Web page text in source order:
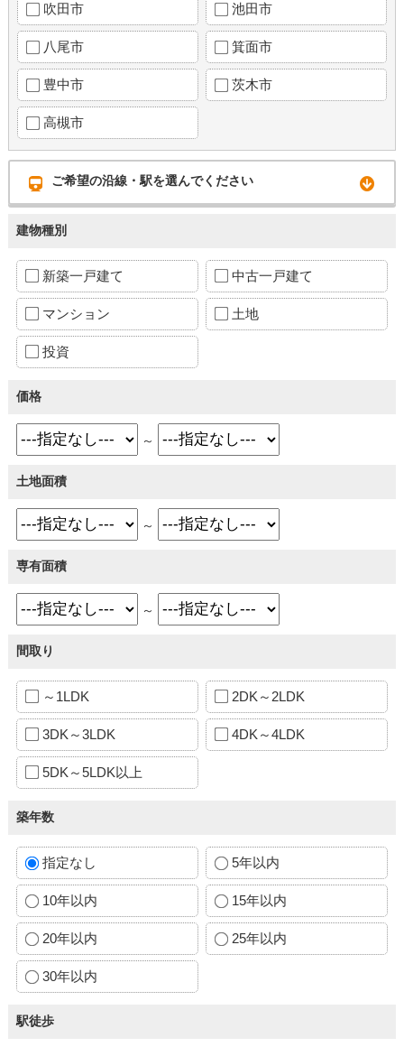
吹田市 池田市
八尾市 箕面市
豊中市 茨木市
高槻市
ご希望の沿線・駅を選んでください
建物種別
新築一戸建て 中古一戸建て
マンション 土地
投資
価格
～
土地面積
～
専有面積
～
間取り
～1LDK 2DK～2LDK
3DK～3LDK 4DK～4LDK
5DK～5LDK以上
築年数
指定なし 5年以内
10年以内 15年以内
20年以内 25年以内
30年以内
駅徒歩